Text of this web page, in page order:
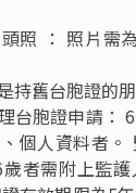
開業)蘇州太
是一間位於太湖
便利的地理位置
會議設施和多種
中心和自行車租